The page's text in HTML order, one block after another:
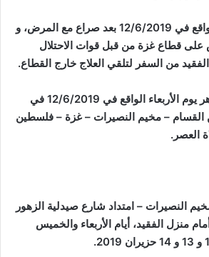
المتوفي يوم الأربعاء الواقع في 12/6/2019 بعد صراع مع المرض، و
على قطاع غزة من قبل قوات الاحتلال
من السفر لتلقي العلاج خارج القطاع.
صلي على جثمانه الطاهر يوم الأربعاء الواقع في 12/6/2019 في
القسام – مخيم النصيرات – غزة – فلسطين
العصر.
النصيرات – امتداد شارع صيدلية الزهور
منزل الفقيد، أيام الأربعاء والخميس